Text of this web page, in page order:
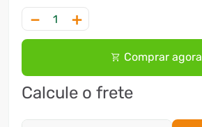
＋
－
Comprar agora
Calcule o frete